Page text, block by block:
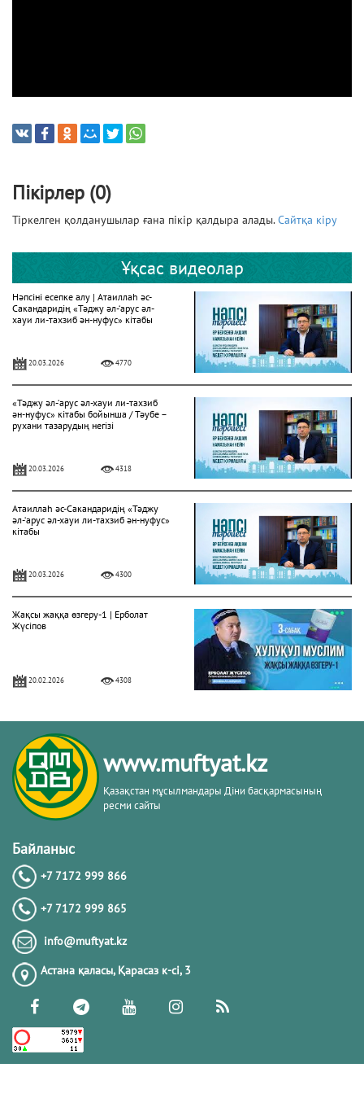
Пікірлер (0)
Тіркелген қолданушылар ғана пікір қалдыра алады.Сайтқа кіру
Ұқсас видеолар
Нәпсіні есепке алу | Атаиллаһ әс-
Сакандаридің «Тәджу әл-‘арус әл-
хауи ли-тахзиб ән-нуфус» кітабы
20.03.2026 4770
«Тәджу әл-‘арус әл-хауи ли-тахзиб
ән-нуфус» кітабы бойынша / Тәубе –
рухани тазарудың негізі
20.03.2026 4318
Атаиллаһ әс-Сакандаридің «Тәджу
әл-‘арус әл-хауи ли-тахзиб ән-нуфус»
кітабы
20.03.2026 4300
Жақсы жаққа өзгеру-1 | Ерболат
Жүсіпов
20.02.2026 4308
Жүрек сырлары 2-дәріс. Тәубе
тақырыбы. Әр-рисала әл-Қушайрия
кітабы негізінде
20.02.2026
20.02.2026
РАМАЗАН – РАХЫМ, КЕШІРІМ ЖӘНЕ
ТОЗАҚТАН ҚҰТЫЛУ АЙЫ
19.02.2026 7512
РАМАЗАН ҚАРСАҢЫНДАҒЫ
www.muftyat.kz
Қазақстан мұсылмандары Діни басқармасының
ресми сайты
Байланыс
+7 7172 999 866
+7 7172 999 865
info@muftyat.kz
Астана қаласы, Қарасаз к-сi, 3